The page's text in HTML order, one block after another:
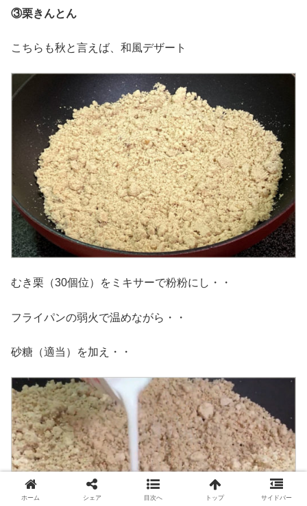
③栗きんとん
こちらも秋と言えば、和風デザート
むき栗（30個位）をミキサーで粉粉にし・・
フライパンの弱火で温めながら・・
砂糖（適当）を加え・・
ホーム シェア 目次へ トップ サイドバー